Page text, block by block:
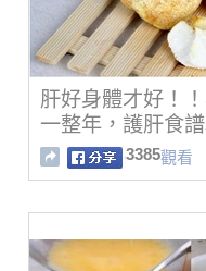
肝好身體才好！
一整年，護肝食譜
3385觀看